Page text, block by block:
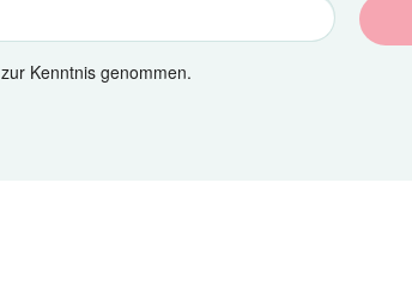
zur Kenntnis genommen.